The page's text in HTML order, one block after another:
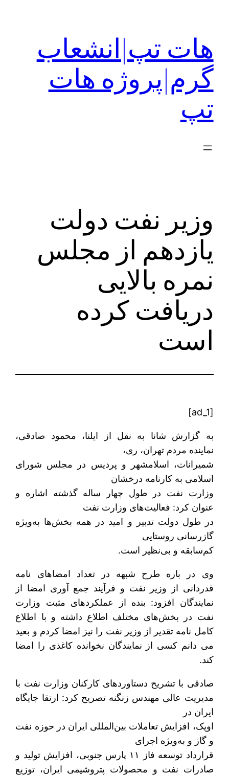
هات تپ|انشعاب
گرم|پروژه هات
تپ
وزیر نفت دولت
یازدهم از مجلس
نمره بالایی
دریافت کرده
است
[ad_1]
به گزارش شانا به نقل از ایلنا، محمود صادقی،
نماینده مردم تهران، ری،
شمیرانات، اسلامشهر و پردیس در مجلس شورای
اسلامی به کارنامه درخشان
وزارت نفت در طول چهار ساله گذشته اشاره و
عنوان کرد: فعالیت‌های وزارت نفت
در طول دولت تدبیر و امید در همه بخش‌ها به‌ویژه
گازرسانی روستایی
کم‌سابقه و بی‌نظیر است.
وی در باره طرح شبهه در تعداد امضاهای نامه
قدردانی از وزیر نفت و فرآیند جمع آوری امضا از
نمایندگان افزود: بنده از عملکردهای مثبت وزارت
نفت در بخش‌های مختلف اطلاع داشته و با اطلاع
کامل نامه تقدیر از وزیر نفت را نیز امضا کردم و بعید
می دانم کسی از نمایندگان نخوانده کاغذی را امضا
کند.
صادقی با تشریح دستاوردهای کارکنان وزارت نفت با
مدیریت عالی مهندس زنگنه تصریح کرد: ارتقا جایگاه
ایران در
اوپک، افزایش تعاملات بین‌المللی ایران در حوزه نفت
و گاز و به‌ویژه اجرای
قرارداد توسعه فاز ۱۱ پارس جنوبی، افزایش تولید و
صادرات نفت و محصولات پتروشیمی ایران، توزیع